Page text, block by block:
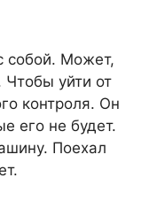
собой. Может,
Чтобы уйти от
контроля. Он
его не будет.
Поехал